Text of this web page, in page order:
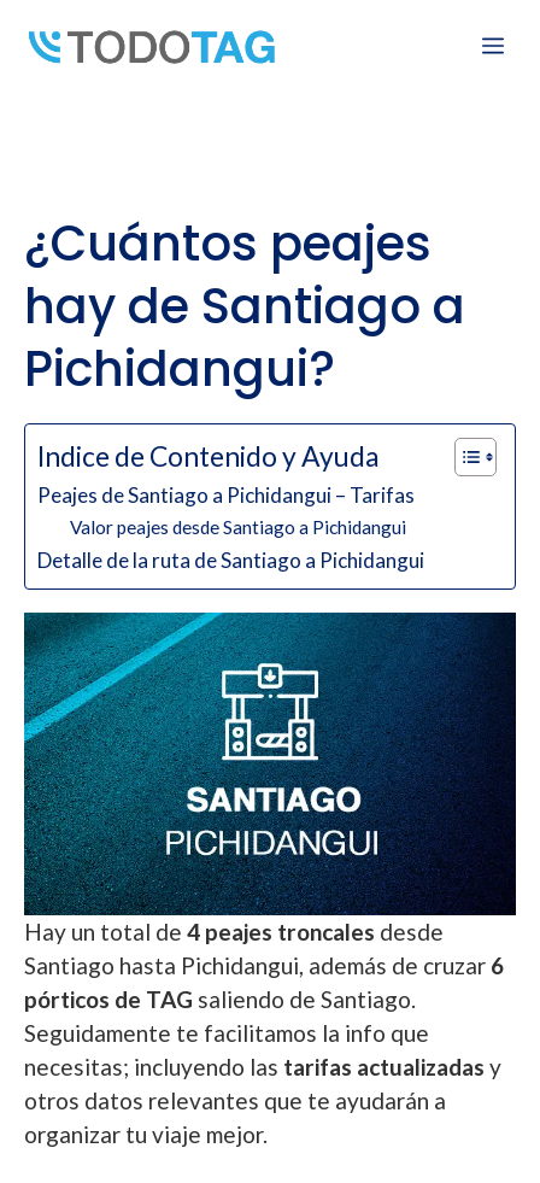
¿Cuántos peajes
hay de Santiago a
Pichidangui?
Indice de Contenido y Ayuda
Peajes de Santiago a Pichidangui – Tarifas
Valor peajes desde Santiago a Pichidangui
Detalle de la ruta de Santiago a Pichidangui
Hay un total de 4 peajes troncales desde
Santiago hasta Pichidangui, además de cruzar 6
pórticos de TAG saliendo de Santiago.
Seguidamente te facilitamos la info que
necesitas; incluyendo las tarifas actualizadas y
otros datos relevantes que te ayudarán a
organizar tu viaje mejor.